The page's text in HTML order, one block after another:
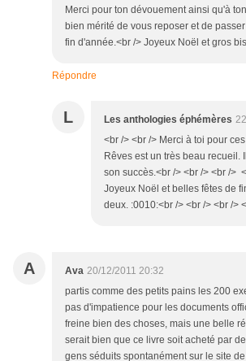
Merci pour ton dévouement ainsi qu'à
bien mérité de vous reposer et de
fin d'année.<br /> Joyeux Noël et gros
Répondre
L Les anthologies éphémères
<br /> <br /> Merci à toi pour
Rêves est un très beau recueil.
son succès.<br /> <br /> <br />
Joyeux Noël et belles fêtes de
deux. :0010:<br /> <br /> <br />
A Ava 20/12/2011 20:32
partis comme des petits pains les 200
pas d'impatience pour les documents
freine bien des choses, mais une belle
serait bien que ce livre soit acheté par
gens séduits spontanément sur le site